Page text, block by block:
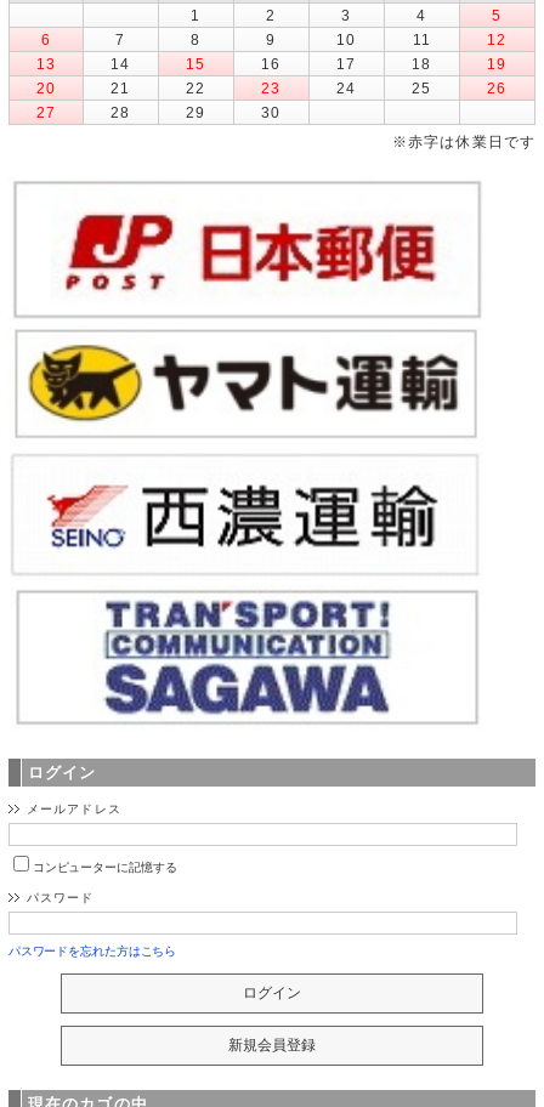
1
2 3 4
5
6
7 8 9 10 11
12
13
14 15 16 17 18
19
20
21 22 23 24 25
26
27
28 29
30
※赤字は休業日です
ログイン
メールアドレス
コンピューターに記憶する
パスワード
パスワードを忘れた方はこちら